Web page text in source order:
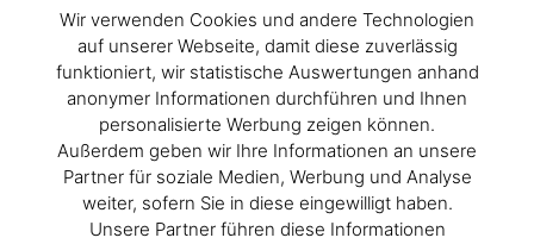
Wir verwenden Cookies und andere Technologien
auf unserer Webseite, damit diese zuverlässig
funktioniert, wir statistische Auswertungen anhand
anonymer Informationen durchführen und Ihnen
personalisierte Werbung zeigen können.
Außerdem geben wir Ihre Informationen an unsere
Partner für soziale Medien, Werbung und Analyse
weiter, sofern Sie in diese eingewilligt haben.
Unsere Partner führen diese Informationen